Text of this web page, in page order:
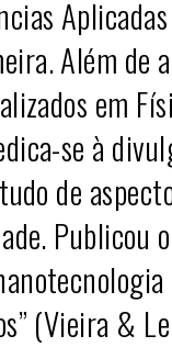
Além de
em
se à
de
Publicou
(Vieira &